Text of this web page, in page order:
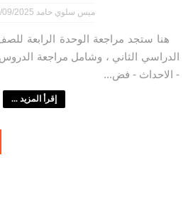
ميس سلوي حامد 09/2025
هنا ستجد مراجعة الوحدة الرابعة
الدراسي الثاني ، وشامل مراجعة الدروس
- الاحداث - فض...
إقرأ المزيد ...